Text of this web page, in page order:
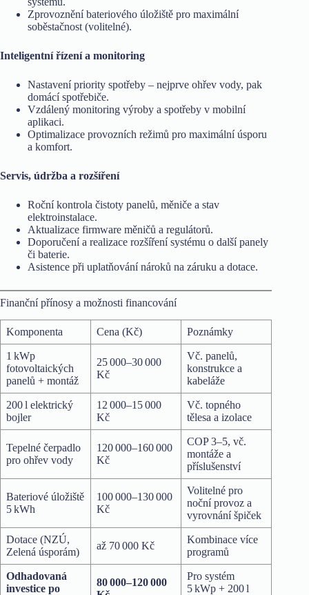
Zprovoznění bateriového úložiště pro maximální
soběstačnost (volitelné).
Inteligentní řízení a monitoring
Nastavení priority spotřeby – nejprve ohřev vody, pak
domácí spotřebiče.
Vzdálený monitoring výroby a spotřeby v mobilní
aplikaci.
Optimalizace provozních režimů pro maximální úsporu
a komfort.
Servis, údržba a rozšíření
Roční kontrola čistoty panelů, měniče a stav
elektroinstalace.
Aktualizace firmware měničů a regulátorů.
Doporučení a realizace rozšíření systému o další panely
či baterie.
Asistence při uplatňování nároků na záruku a dotace.
Finanční přínosy a možnosti financování
Komponenta Cena (Kč) Poznámky
1 kWp
fotovoltaických
panelů + montáž
25 000–30 000
Kč
Vč. panelů,
konstrukce a
kabeláže
200 l elektrický
bojler
12 000–15 000
Kč
Vč. topného
tělesa a izolace
Tepelné čerpadlo
pro ohřev vody
120 000–160 000
Kč
COP 3–5, vč.
montáže a
příslušenství
Bateriové úložiště
5 kWh
100 000–130 000
Kč
Volitelné pro
noční provoz a
vyrovnání špiček
Dotace (NZÚ,
Zelená úsporám)
až 70 000 Kč
Kombinace více
programů
Odhadovaná
investice po
80 000–120 000
Pro systém
5 kWp + 200 l